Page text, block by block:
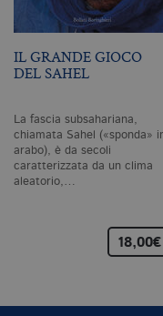
IL GRANDE GIOCO
DEL SAHEL
La fascia subsahariana,
chiamata Sahel («sponda»
arabo), è da secoli
caratterizzata da un clima
aleatorio,…
18,00€